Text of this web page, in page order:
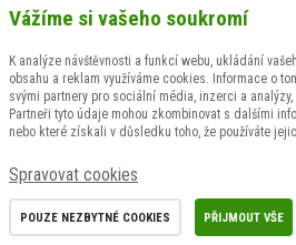
Chcete vědět jako první o slevách
produktech v našem eshopu?
Vážíme si vašeho soukromí
K analýze návštěvnosti a funkcí webu, ukládání
obsahu a reklam využíváme cookies. Informace o
svými partnery pro sociální média, inzerci a
Partneři tyto údaje mohou zkombinovat s dalšími
nebo které získali v důsledku toho, že používáte
Spravovat cookies
POUZE NEZBYTNÉ COOKIES PŘIJMOUT VŠE